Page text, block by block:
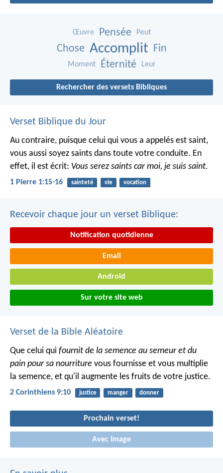
Œuvre Pensée Peut
Chose Accomplit Fin
Moment Éternité Leur
Rechercher des versets Bibliques
Verset Biblique du Jour
Au contraire, puisque celui qui vous a appelés est saint,
vous aussi soyez saints dans toute votre conduite. En
effet, il est écrit: Vous serez saints car moi, je suis saint.
1 Pierre 1:15-16 sainteté vie vocation
Recevoir chaque jour un verset Biblique:
Notification quotidienne
Email
Android
Sur votre site web
Verset de la Bible Aléatoire
Que celui qui fournit de la semence au semeur et du
pain pour sa nourriture vous fournisse et vous multiplie
la semence, et qu'il augmente les fruits de votre justice.
2 Corinthiens 9:10 justice manger donner
Prochain verset!
Avec Image